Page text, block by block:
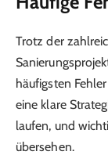
Trotz der
häufigsten
eine klare
laufen, und
übersehen.